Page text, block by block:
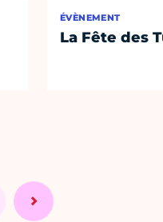
ÉVÈNEMENT
La Fête des